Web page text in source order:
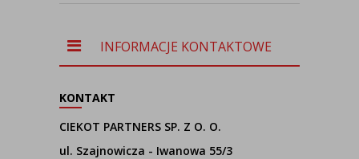
INFORMACJE KONTAKTOWE
KONTAKT
CIEKOT PARTNERS SP. Z O. O.
ul. Szajnowicza - Iwanowa 55/3